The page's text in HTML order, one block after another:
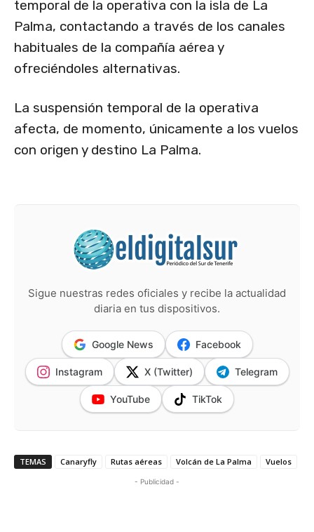
temporal de la operativa con la isla de La
Palma, contactando a través de los canales
habituales de la compañía aérea y
ofreciéndoles alternativas.
La suspensión temporal de la operativa
afecta, de momento, únicamente a los vuelos
con origen y destino La Palma.
Sigue nuestras redes oficiales y recibe la actualidad
diaria en tus dispositivos.
Google News Facebook
Instagram X (Twitter) Telegram
YouTube TikTok
TEMAS Canaryfly Rutas aéreas Volcán de La Palma Vuelos
- Publicidad -